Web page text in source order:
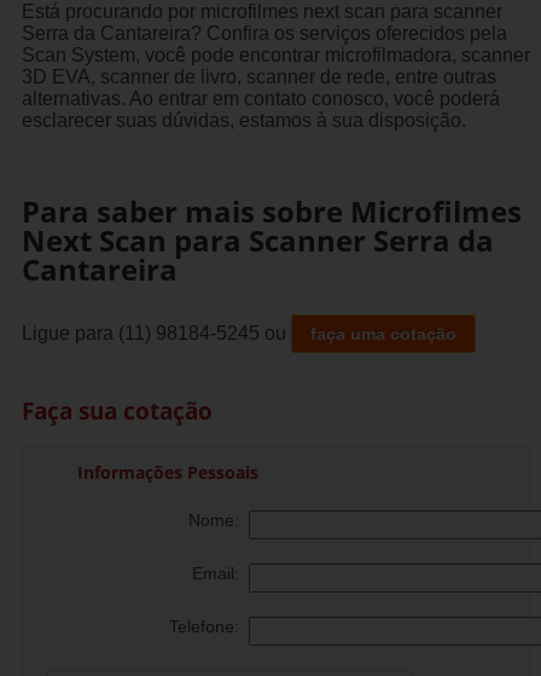
Está procurando por microfilmes next scan para scanner
Serra da Cantareira? Confira os serviços oferecidos pela
Scan System, você pode encontrar microfilmadora, scanner
3D EVA, scanner de livro, scanner de rede, entre outras
alternativas. Ao entrar em contato conosco, você poderá
esclarecer suas dúvidas, estamos à sua disposição.
Para saber mais sobre Microfilmes
Next Scan para Scanner Serra da
Cantareira
Ligue para (11) 98184-5245 ou faça uma cotação
Faça sua cotação
Informações Pessoais
Nome:
Email:
Telefone: